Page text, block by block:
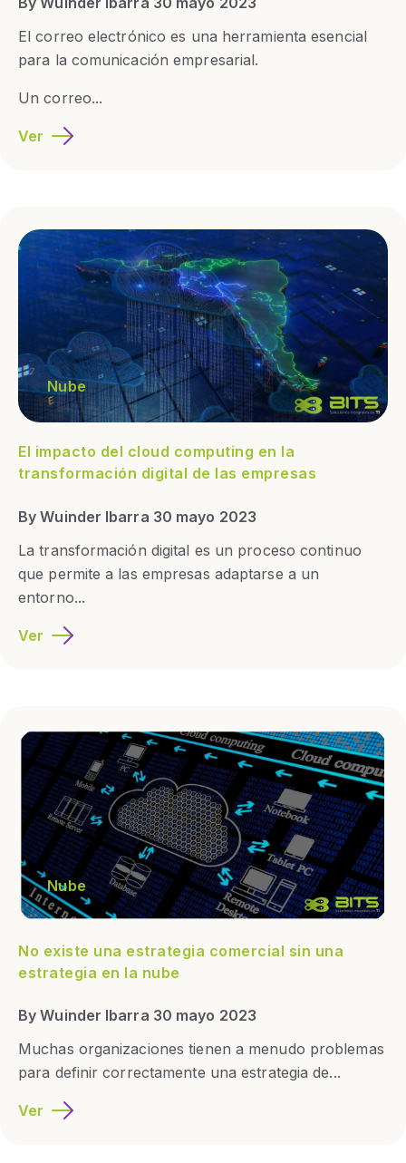
El correo electrónico es una herramienta esencial
para la comunicación empresarial.
Un correo...
Ver
Nube
El impacto del cloud computing en la
transformación digital de las empresas
By Wuinder Ibarra 30 mayo 2023
La transformación digital es un proceso continuo
que permite a las empresas adaptarse a un
entorno...
Ver
Nube
No existe una estrategia comercial sin una
estrategia en la nube
By Wuinder Ibarra 30 mayo 2023
Muchas organizaciones tienen a menudo problemas
para definir correctamente una estrategia de...
Ver